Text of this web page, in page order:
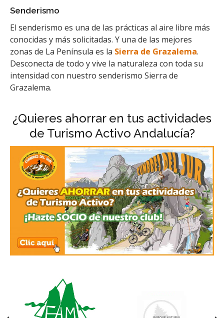
Senderismo
El senderismo es una de las prácticas al aire libre más
conocidas y más solicitadas. Y una de las mejores
zonas de La Península es la Sierra de Grazalema.
Desconecta de todo y vive la naturaleza con toda su
intensidad con nuestro senderismo Sierra de
Grazalema.
¿Quieres ahorrar en tus actividades
de Turismo Activo Andalucía?